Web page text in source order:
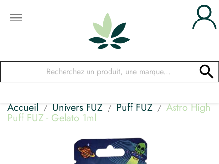


Accueil Univers FUZ Puff FUZ Astro High
Puff FUZ - Gelato 1ml